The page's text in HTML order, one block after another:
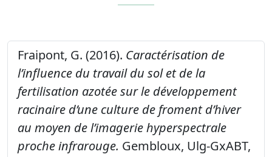
Fraipont, G. (2016). Caractérisation de
l’influence du travail du sol et de la
fertilisation azotée sur le développement
racinaire d’une culture de froment d’hiver
au moyen de l’imagerie hyperspectrale
proche infrarouge. Gembloux, Ulg-GxABT,